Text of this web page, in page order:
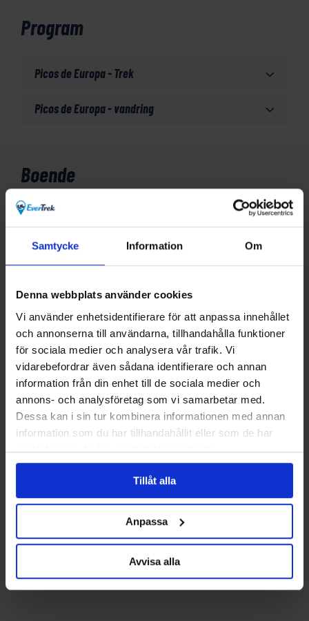
Samtycke Information Om
Denna webbplats använder cookies
Vi använder enhetsidentifierare för att anpassa innehållet
och annonserna till användarna, tillhandahålla funktioner
för sociala medier och analysera vår trafik. Vi
vidarebefordrar även sådana identifierare och annan
information från din enhet till de sociala medier och
annons- och analysföretag som vi samarbetar med.
Dessa kan i sin tur kombinera informationen med annan
information som du har tillhandahållit eller som de har
samlat in när du har använt deras tjänster.
Tillåt alla
Anpassa
Avvisa alla
Program
Picos de Europa - Trek
Picos de Europa - vandring
Boende
Du kan välja mellan två olika rutter som har olika
boendealternativ.
Trek / Alpin vandring
Vandring
Ruttkarta